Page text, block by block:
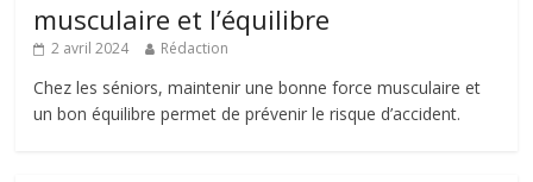
musculaire et l’équilibre
2 avril 2024 Rédaction
Chez les séniors, maintenir une bonne force musculaire et
un bon équilibre permet de prévenir le risque d’accident.